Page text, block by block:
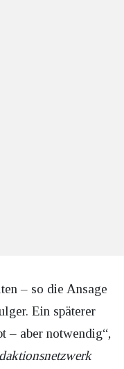
– so die Ansage
Ein späterer
– aber notwendig“,